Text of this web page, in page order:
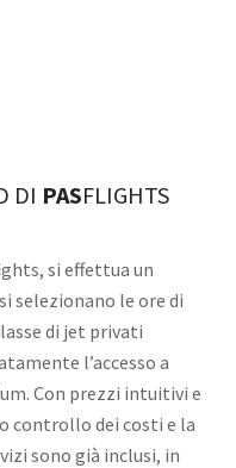
DI PASFLIGHTS
si effettua un
selezionano le ore di
di jet privati
l’accesso a
Con prezzi intuitivi e
controllo dei costi e la
sono già inclusi, in